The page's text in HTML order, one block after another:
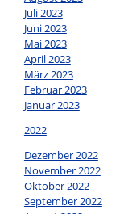
Juli 2023
Juni 2023
Mai 2023
April 2023
März 2023
Februar 2023
Januar 2023
2022
Dezember 2022
November 2022
Oktober 2022
September 2022